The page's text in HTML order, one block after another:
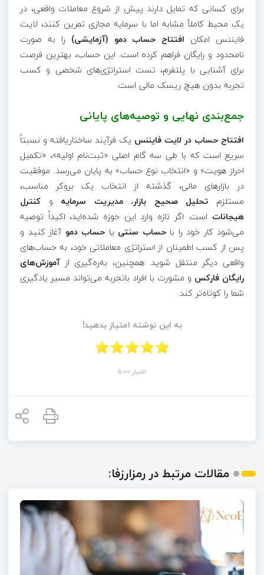
برای کسانی که تمایل دارند پیش از شروع معاملات واقعی، در
یک محیط کاملاً مشابه اما با سرمایه مجازی تمرین کنند، لایت‌
فایننس امکان افتتاح حساب دمو (آزمایشی) را به صورت
نامحدود و رایگان فراهم کرده است. این حساب، بهترین فرصت
برای آشنایی با پلتفرم، تست استراتژی‌های شخصی و کسب
تجربه بدون هیچ ریسک مالی است.
جمع‌بندی نهایی و توصیه‌های پایانی
افتتاح حساب در لایت‌ فایننس یک فرآیند ساختاریافته و نسبتاً
سریع است که با طی سه گام اصلی «ثبت‌نام اولیه»، «تکمیل
احراز هویت» و «انتخاب نوع حساب» به پایان می‌رسد. موفقیت
در بازارهای مالی، گذشته از انتخاب یک بروکر مناسب،
مستلزم تحلیل صحیح بازار،مدیریت سرمایه و کنترل
هیجانات است. اگر تازه وارد این حوزه شده‌اید، اکیداً توصیه
می‌شود کار خود را باحساب سنتی یا حساب دمو آغاز کنید و
پس از کسب اطمینان از استراتژی معاملاتی خود، به حساب‌های
واقعی دیگر منتقل شوید. همچنین، به‌ره‌گیری ازآموزش‌های
رایگان فارکس و مشورت با افراد باتجربه می‌تواند مسیر یادگیری
شما را کوتاه‌تر کند.
به این نوشته امتیاز بدهید!
امتیاز 5.00
مقالات مرتبط در رمزارزفا: